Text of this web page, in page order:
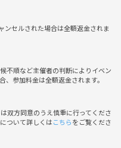
身の方が多いですが、そうで
家族と参加されています。・
”を大切にしています・運動苦
に活動中・参加メリット例：
1人参加でもみんなと自然に
散！ 4. 社外で新しい輪がで
っかけがたくさん・スタッフ
ポートします！
。・ネットワークビジネス、
ンセルされた場合は全額返金されま
不順など主催者の判断によりイベン
、参加料金は全額返金されます。
双方同意のうえ慎重に行ってくださ
ついて詳しくはこちらをご覧くださ